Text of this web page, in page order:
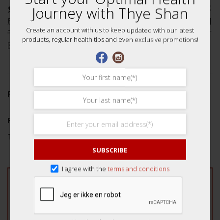
免责声明： 本网站的内容仅供一般参考之用，并非旨在也不
应被视为专业医疗建议的替代品。请勿将本网站上的信息用
于诊断或治疗任何医疗或健康状况。如果您有或怀疑自己有
医疗问题，请立即联系您的专业医疗保健提供者。
REVIEWS (0)
Reviews
There are no reviews yet.
35g 青顶级金银花”
Journey with Thye Shan
Create an account with us to keep updated with our latest
products, regular health tips and even exclusive promotions!
SUBSCRIBE
I agree with the terms and conditions